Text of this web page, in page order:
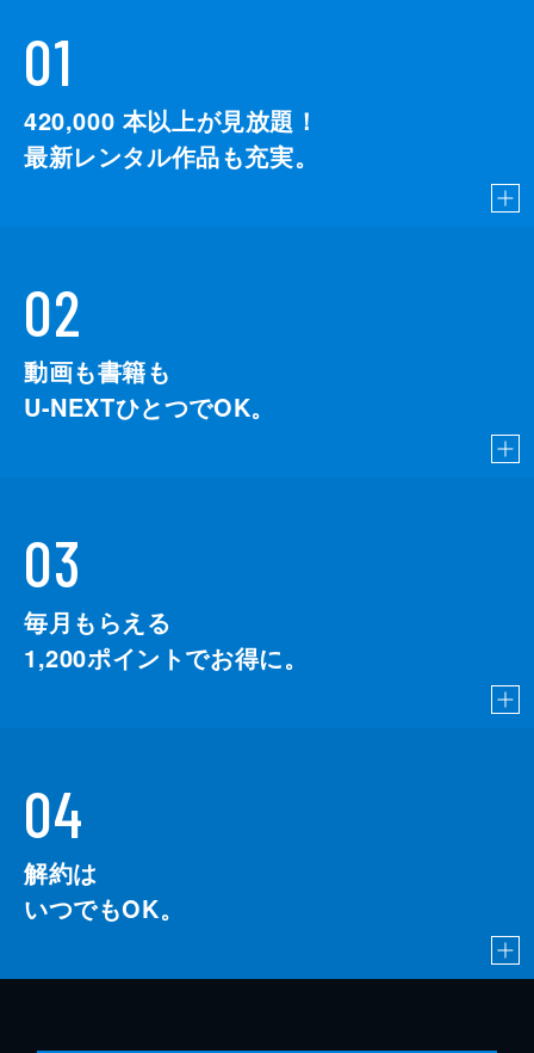
01
420,000 本以上が見放題！
最新レンタル作品も充実。
02
動画も書籍も
U-NEXTひとつでOK。
03
毎月もらえる
1,200ポイントでお得に。
04
解約は
いつでもOK。